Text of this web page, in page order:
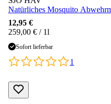
Natürliches Mosquito
12,95 €
259,00 € / 1l
Sofort lieferbar
1